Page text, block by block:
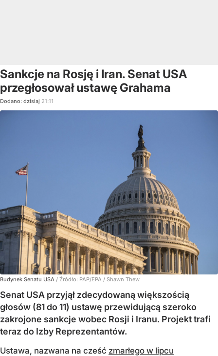
Sankcje na Rosję i Iran. Senat USA
przegłosował ustawę Grahama
Dodano: dzisiaj 21:11
Budynek Senatu USA / Źródło: PAP/EPA / Shawn Thew
Senat USA przyjął zdecydowaną większością
głosów (81 do 11) ustawę przewidującą szeroko
zakrojone sankcje wobec Rosji i Iranu. Projekt trafi
teraz do Izby Reprezentantów.
Ustawa, nazwana na cześć zmarłego w lipcu